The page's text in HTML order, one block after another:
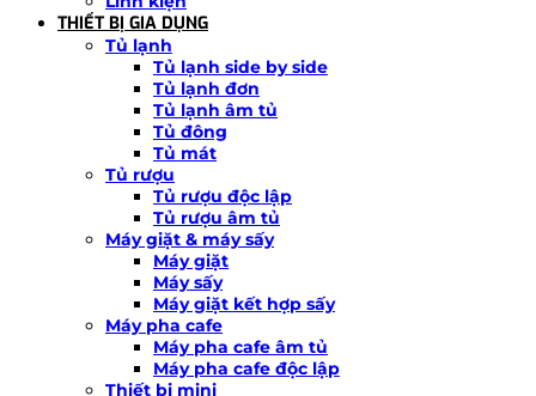
THIẾT BỊ GIA DỤNG
Tủ lạnh
Tủ lạnh side by side
Tủ lạnh đơn
Tủ lạnh âm tủ
Tủ đông
Tủ mát
Tủ rượu
Tủ rượu độc lập
Tủ rượu âm tủ
Máy giặt & máy sấy
Máy giặt
Máy sấy
Máy giặt kết hợp sấy
Máy pha cafe
Máy pha cafe âm tủ
Máy pha cafe độc lập
Thiết bị mini